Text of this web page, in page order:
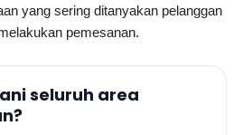
yang sering ditanyakan pelanggan
pemesanan.
seluruh area